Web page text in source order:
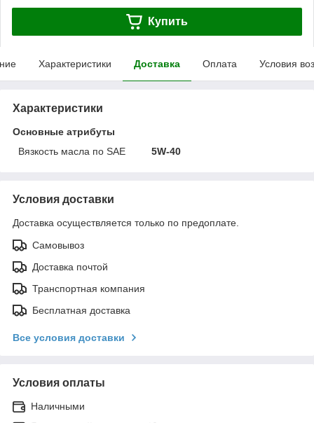
Купить
Характеристики Доставка Оплата Условия
Характеристики
Основные атрибуты
Вязкость масла по SAE
5W-40
Условия доставки
Доставка осуществляется только по предоплате.
Самовывоз
Доставка почтой
Транспортная компания
Бесплатная доставка
Все условия доставки
Условия оплаты
Наличными